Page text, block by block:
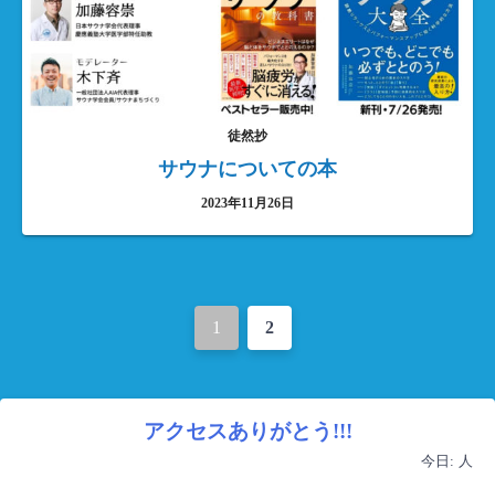
徒然抄
サウナについての本
2023年11月26日
ナ
1 2
アクセスありがとう!!!
今日: 人